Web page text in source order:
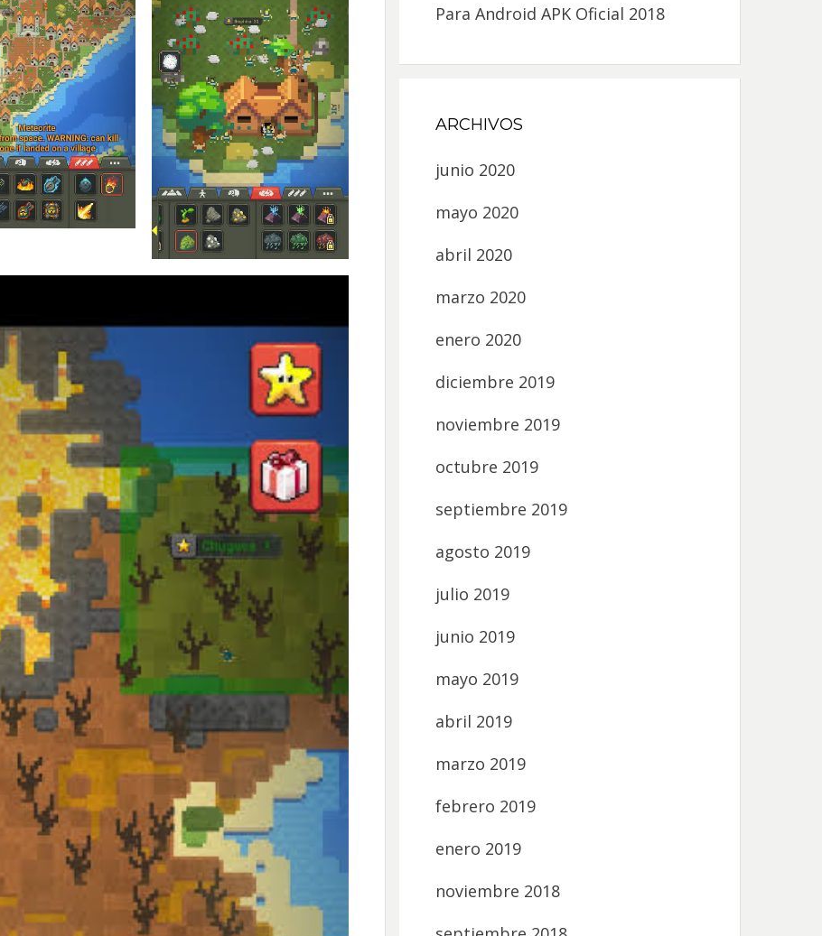
Para Android APK Oficial 2018
ARCHIVOS
junio 2020
mayo 2020
abril 2020
marzo 2020
enero 2020
diciembre 2019
noviembre 2019
octubre 2019
septiembre 2019
agosto 2019
julio 2019
junio 2019
mayo 2019
abril 2019
marzo 2019
febrero 2019
enero 2019
noviembre 2018